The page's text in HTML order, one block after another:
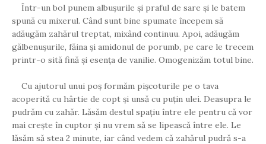
Într-un bol punem albușurile și praful de sare și le batem
spună cu mixerul. Când sunt bine spumate începem să
adăugăm zahărul treptat, mixând continuu. Apoi, adăugăm
gălbenușurile, făina și amidonul de porumb, pe care le trecem
printr-o sită fină și esența de vanilie. Omogenizăm totul bine.
Cu ajutorul unui poș formăm pișcoturile pe o tava
acoperită cu hârtie de copt și unsă cu puțin ulei. Deasupra le
pudrăm cu zahăr. Lăsăm destul spațiu între ele pentru că vor
mai crește în cuptor și nu vrem să se lipească între ele. Le
lăsăm să stea 2 minute, iar când vedem că zahărul pudră s-a